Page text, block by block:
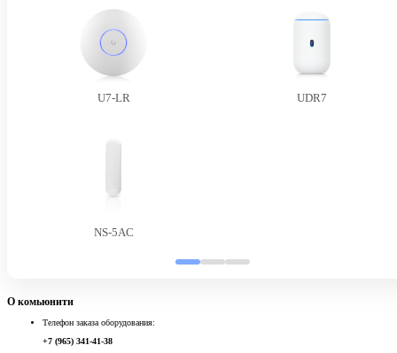
U7-LR UDR7
NS-5AC
О комьюнити
Телефон заказа оборудования:
+7 (965) 341-41-38